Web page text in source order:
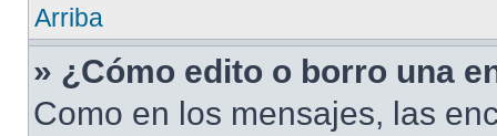
Arriba
» ¿Cómo edito o borro una
Como en los mensajes, las